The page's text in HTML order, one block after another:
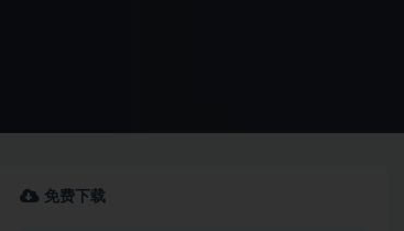
免费下载